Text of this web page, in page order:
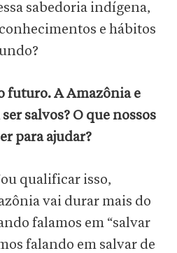
sabedoria indígena,
e hábitos
futuro. A Amazônia e
salvos? O que nossos
para ajudar?
qualificar isso,
vai durar mais do
falamos em “salvar
falando em salvar de